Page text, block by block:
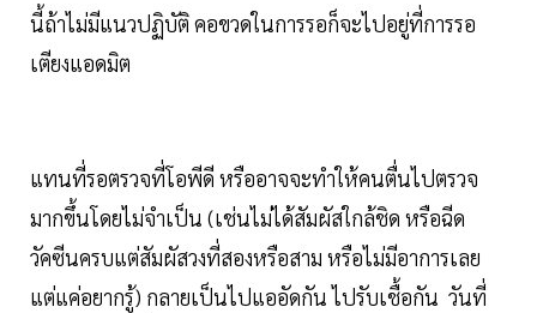
นี้ถ้าไม่มีแนวปฏิบัติ คอขวดในการรอก็จะไปอยู่ที่การรอ
เตียงแอดมิต
แทนที่รอตรวจที่โอพีดี หรืออาจจะทำให้คนตื่นไปตรวจ
มากขึ้นโดยไม่จำเป็น​ (เช่นไม่ได้สัมผัสใกล้ชิด หรือฉีด
วัคซีนครบแต่สัมผัสวงที่สองหรือสาม หรือไม่มีอาการเลย​
แต่แค่อยากรู้) กลายเป็นไปแออัดกัน ไปรับเชื้อกัน วันที่